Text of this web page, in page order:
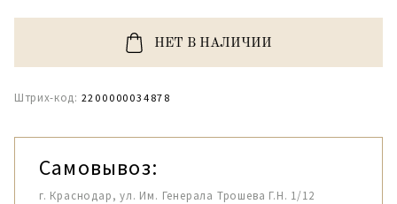
НЕТ В НАЛИЧИИ
Штрих-код: 2200000034878
Самовывоз:
г. Краснодар, ул. Им. Генерала Трошева Г.Н. 1/12